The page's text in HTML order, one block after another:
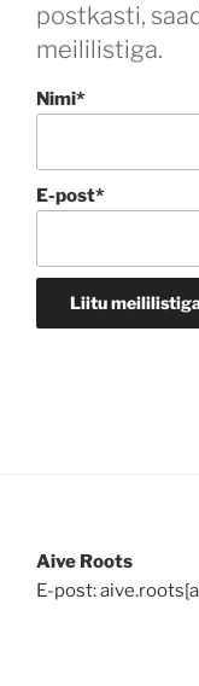
postkasti,
meililistiga.
Nimi*
E-post*
Aive Roots
E-post: